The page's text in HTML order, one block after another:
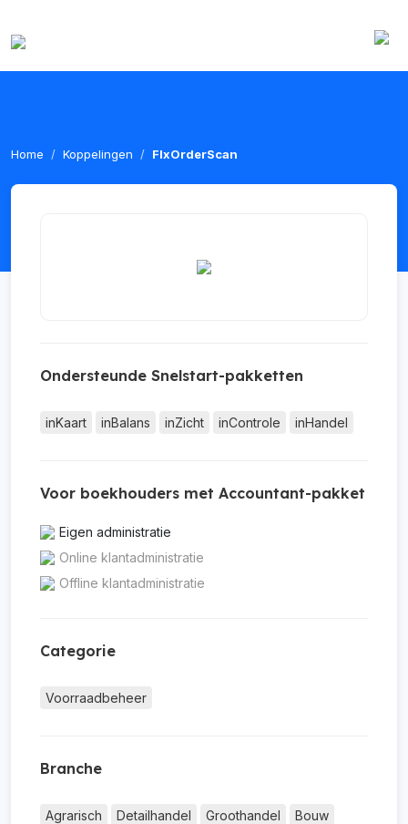
Home Koppelingen FlxOrderScan
Ondersteunde Snelstart-pakketten
inKaart inBalans inZicht inControle inHandel
Voor boekhouders met Accountant-pakket
Eigen administratie
Online klantadministratie
Offline klantadministratie
Categorie
Voorraadbeheer
Branche
Agrarisch Detailhandel Groothandel
Bouw